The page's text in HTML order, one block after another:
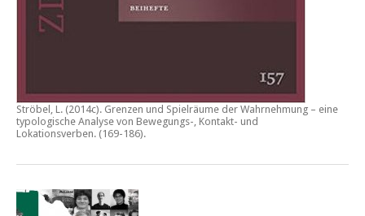
Ströbel, L. (2014c). Grenzen und Spielräume der Wahrnehmung – eine
typologische Analyse von Bewegungs-, Kontakt- und
Lokationsverben. (169-186).